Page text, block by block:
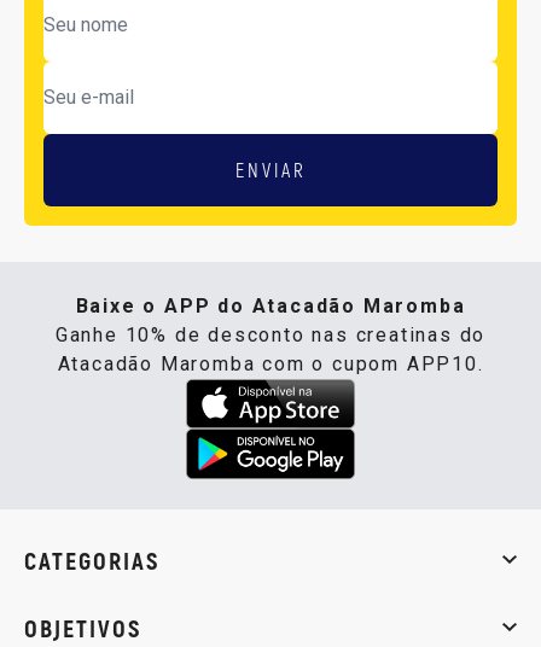
ENVIAR
Baixe o APP do Atacadão Maromba
Ganhe 10% de desconto nas creatinas do
Atacadão Maromba com o cupom APP10.
CATEGORIAS
OBJETIVOS